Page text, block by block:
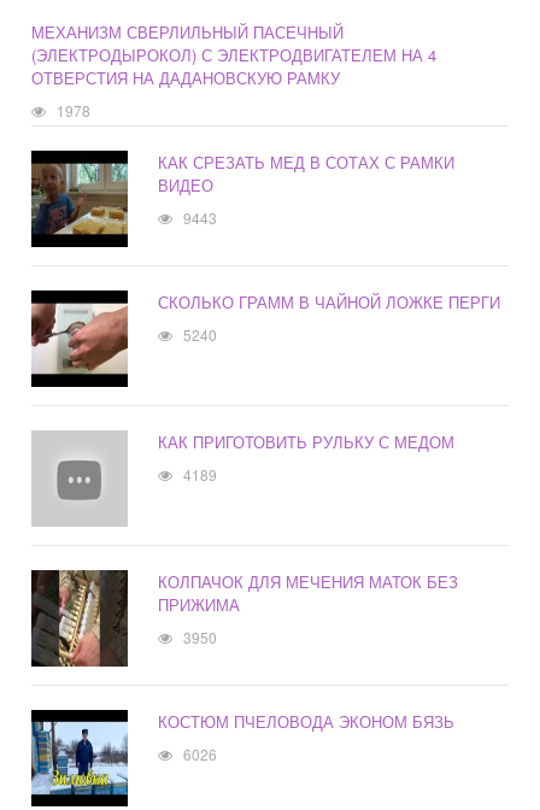
МЕХАНИЗМ СВЕРЛИЛЬНЫЙ ПАСЕЧНЫЙ
(ЭЛЕКТРОДЫРОКОЛ) С ЭЛЕКТРОДВИГАТЕЛЕМ НА 4
ОТВЕРСТИЯ НА ДАДАНОВСКУЮ РАМКУ
1978
КАК СРЕЗАТЬ МЕД В СОТАХ С РАМКИ
ВИДЕО
9443
СКОЛЬКО ГРАММ В ЧАЙНОЙ ЛОЖКЕ ПЕРГИ
5240
КАК ПРИГОТОВИТЬ РУЛЬКУ С МЕДОМ
4189
КОЛПАЧОК ДЛЯ МЕЧЕНИЯ МАТОК БЕЗ
ПРИЖИМА
3950
КОСТЮМ ПЧЕЛОВОДА ЭКОНОМ БЯЗЬ
6026